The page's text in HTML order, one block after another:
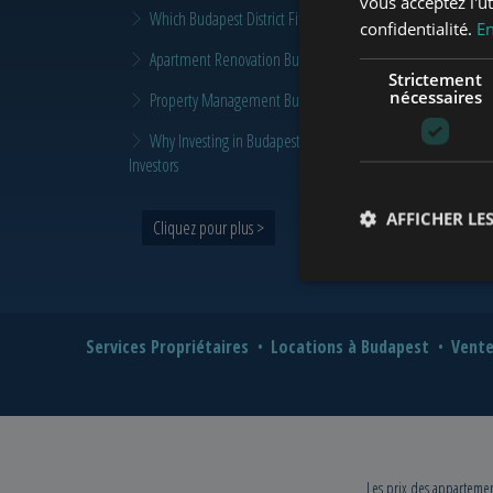
Which Budapest District Fits Which Property Investor in 2026?
Apartment Renovation Budapest: How to Plan a Smarter
Property Management Budapest: When Does It Make Sense
Why Investing in Budapest Real Estate is a Smart Move in
Investors
Cliquez pour plus >
Services Propriétaires Locations à Budapest
Les prix des
confidentialité.
Strictement
nécessaires
AFFICHER